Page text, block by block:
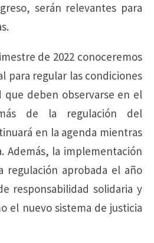
serán relevantes para
de 2022 conoceremos
para regular las condiciones
que deben observarse en el
de la regulación del
en la agenda mientras
Además, la implementación
regulación aprobada el año
responsabilidad solidaria y
el nuevo sistema de justicia